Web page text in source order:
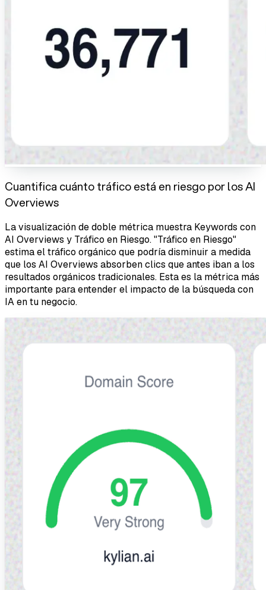
Cuantifica cuánto tráfico está en riesgo por los AI
Overviews
La visualización de doble métrica muestra Keywords con
AI Overviews y Tráfico en Riesgo. "Tráfico en Riesgo"
estima el tráfico orgánico que podría disminuir a medida
que los AI Overviews absorben clics que antes iban a los
resultados orgánicos tradicionales. Esta es la métrica más
importante para entender el impacto de la búsqueda con
IA en tu negocio.